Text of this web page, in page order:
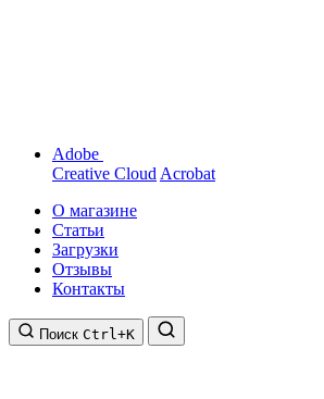
Adobe
Creative Cloud Acrobat
О магазине
Статьи
Загрузки
Отзывы
Контакты
Поиск Ctrl+K